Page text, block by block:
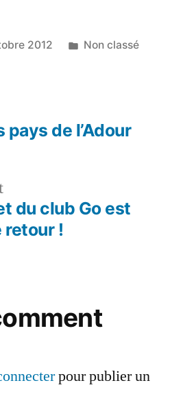
2012
Posted
Non classé
Previous
post:
du club Go est
retour !
de l’Adour
pour publier un